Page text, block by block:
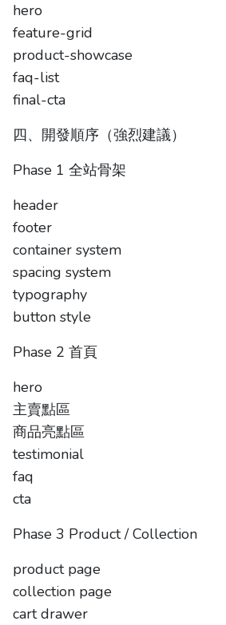
hero
feature-grid
product-showcase
faq-list
final-cta
四、開發順序（強烈建議）
Phase 1 全站骨架
header
footer
container system
spacing system
typography
button style
Phase 2 首頁
hero
主賣點區
商品亮點區
testimonial
faq
cta
Phase 3 Product / Collection
product page
collection page
cart drawer